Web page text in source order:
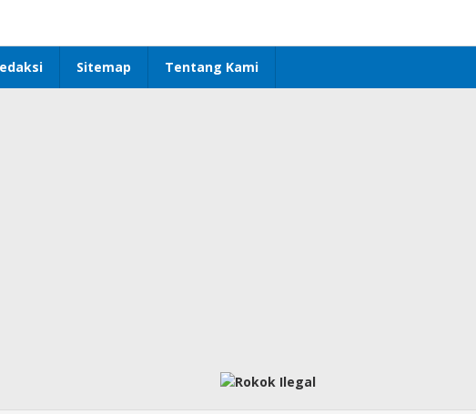
Sitemap Tentang Kami